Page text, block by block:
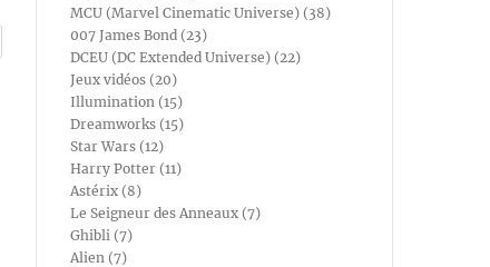
MCU (Marvel Cinematic Universe) (38)
007 James Bond (23)
DCEU (DC Extended Universe) (22)
Jeux vidéos (20)
Illumination (15)
Dreamworks (15)
Star Wars (12)
Harry Potter (11)
Astérix (8)
Le Seigneur des Anneaux (7)
Ghibli (7)
Alien (7)